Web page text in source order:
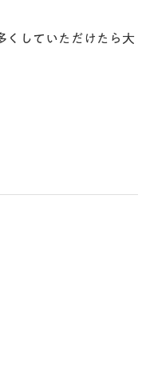
くしていただけたら大